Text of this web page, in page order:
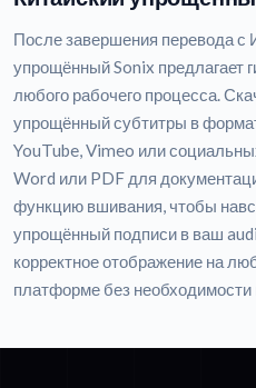
После завершения перевода с
упрощённый Sonix предлагает
любого рабочего процесса.
упрощённый субтитры в
YouTube, Vimeo или
Word или PDF для
функцию вшивания, чтобы
упрощённый подписи в ваш
корректное отображение на
платформе без необходимости